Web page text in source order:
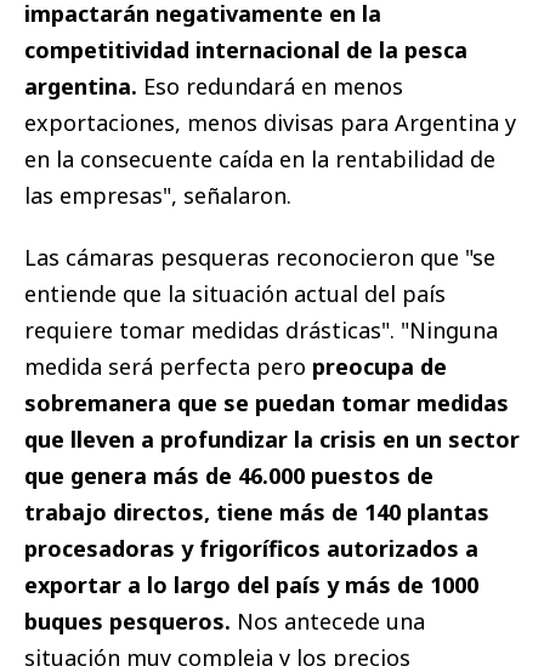
impactarán negativamente en la
competitividad internacional de la pesca
argentina. Eso redundará en menos
exportaciones, menos divisas para Argentina y
en la consecuente caída en la rentabilidad de
las empresas", señalaron.
Las cámaras pesqueras reconocieron que "se
entiende que la situación actual del país
requiere tomar medidas drásticas". "Ninguna
medida será perfecta pero preocupa de
sobremanera que se puedan tomar medidas
que lleven a profundizar la crisis en un sector
que genera más de 46.000 puestos de
trabajo directos, tiene más de 140 plantas
procesadoras y frigoríficos autorizados a
exportar a lo largo del país y más de 1000
buques pesqueros. Nos antecede una
situación muy compleja y los precios